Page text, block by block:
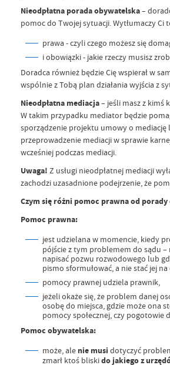
Nieodpłatna porada obywatelska–
pomoc do Twojej sytuacji. Wytłumaczy Ci
prawa - czyli czego możesz się
i obowiązki - jakie rzeczy musisz
Doradca również będzie Cię wspierał w
wspólnie z Tobą plan działania wyjścia z
Nieodpłatna mediacja– jeśli masz z kimś
W takim przypadku mediator będzie
sporządzenie projektu umowy o
przeprowadzenie mediacji w sprawie
wcześniej podczas mediacji.
Uwaga! Z usługi nieodpłatnej mediacji
zachodzi uzasadnione podejrzenie, że
Czym się różni pomoc prawna od
Pomoc prawna:
jest udzielana w momencie, kiedy
pójście z tym problemem do sądu –
napisać pozwu rozwodowego lub
pismo sformułować, a nie stać jej
pomocy prawnej udziela prawnik,
jeżeli okaże się, że problem danej
osobę do miejsca, gdzie może ona
pomocy społecznej, czy pogotowie
Pomoc obywatelska:
może, ale nie musi dotyczyć
zmarł ktoś bliskido jakiego z